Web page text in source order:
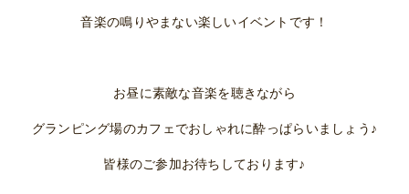
音楽の鳴りやまない楽しいイベントです！
お昼に素敵な音楽を聴きながら
グランピング場のカフェでおしゃれに酔っぱらいましょう♪
皆様のご参加お待ちしております♪